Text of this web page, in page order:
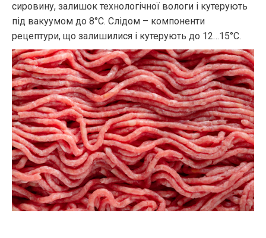
сировину, залишок технологічної вологи і кутерують
під вакуумом до 8°С. Слідом – компоненти
рецептури, що залишилися і кутерують до 12…15°С.